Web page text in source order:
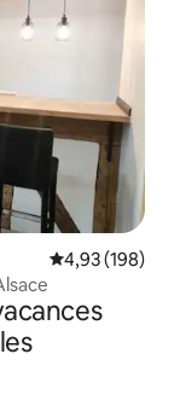
Évaluation
4,93 (198)